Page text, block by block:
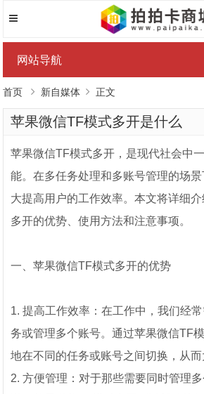
网站导航
首页 新自媒体 正文
苹果微信TF模式多开是什么
苹果微信TF模式多开，是现代社会中
能。在多任务处理和多账号管理的场
大提高用户的工作效率。本文将详细
多开的优势、使用方法和注意事项。
一、苹果微信TF模式多开的优势
1. 提高工作效率：在工作中，我们经
务或管理多个账号。通过苹果微信TF
地在不同的任务或账号之间切换，从而
2. 方便管理：对于那些需要同时管理